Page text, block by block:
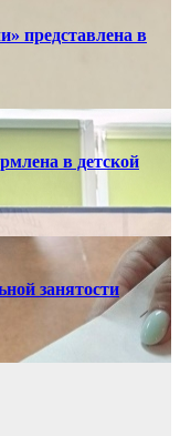
представлена в
в детской
занятости